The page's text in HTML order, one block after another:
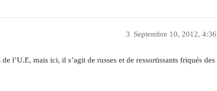
Septembre 10, 2012, 4:36
3
l’U.E, mais ici, il s’agit de russes et de ressortissants friqués des